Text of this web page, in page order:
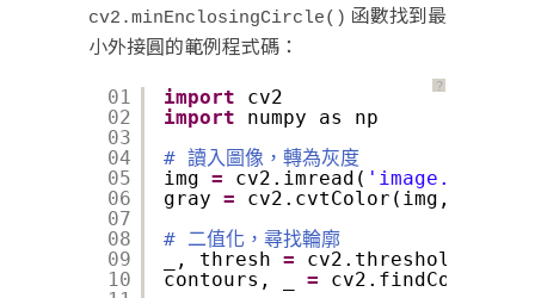
cv2.minEnclosingCircle() 函數找到最
小外接圓的範例程式碼：
？
01
02
03
04
05
06
07
08
09
10
import
cv2
import
numpy as np
# 讀入圖像，轉為灰度
img = cv2.imread( 'image.jpg'
gray =
cv2.cvtColor(img,
# 二值化，尋找輪廓
_, thresh =
contours, _ =